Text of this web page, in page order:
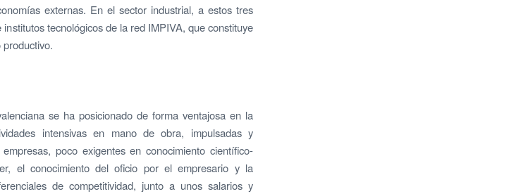
externas. En el sector industrial, a estos tres
tecnológicos de la red IMPIVA, que constituye
se ha posicionado de forma ventajosa en la
intensivas en mano de obra, impulsadas y
poco exigentes en conocimiento científico-
el conocimiento del oficio por el empresario y la
de competitividad, junto a unos salarios y